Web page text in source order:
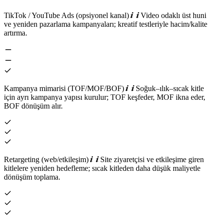
TikTok / YouTube Ads (opsiyonel kanal)
Video odaklı üst huni
ve yeniden pazarlama kampanyaları; kreatif testleriyle hacim/kalite
artırma.
Kampanya mimarisi (TOF/MOF/BOF)
Soğuk–ılık–sıcak kitle
için ayrı kampanya yapısı kurulur; TOF keşfeder, MOF ikna eder,
BOF dönüşüm alır.
Retargeting (web/etkileşim)
Site ziyaretçisi ve etkileşime giren
kitlelere yeniden hedefleme; sıcak kitleden daha düşük maliyetle
dönüşüm toplama.